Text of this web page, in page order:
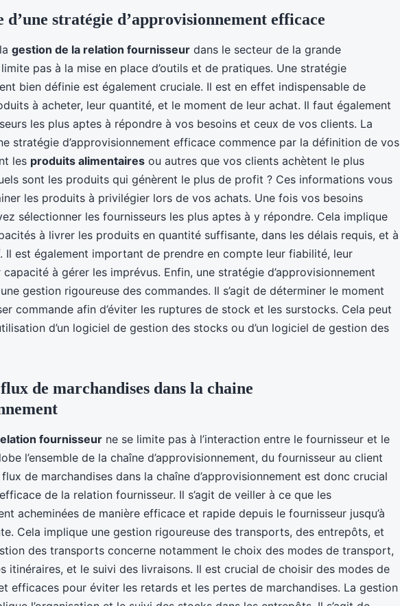
d’une stratégie d’approvisionnement efficace
gestion de la relation fournisseur dans le secteur de la grande
pas à la mise en place d’outils et de pratiques. Une stratégie
bien définie est également cruciale. Il est en effet indispensable de
à acheter, leur quantité, et le moment de leur achat. Il faut également
les plus aptes à répondre à vos besoins et ceux de vos clients. La
stratégie d’approvisionnement efficace commence par la définition de vos
les produits alimentaires ou autres que vos clients achètent le plus
sont les produits qui génèrent le plus de profit ? Ces informations vous
les produits à privilégier lors de vos achats. Une fois vos besoins
sélectionner les fournisseurs les plus aptes à y répondre. Cela implique
à livrer les produits en quantité suffisante, dans les délais requis, et à
Il est également important de prendre en compte leur fiabilité, leur
à gérer les imprévus. Enfin, une stratégie d’approvisionnement
gestion rigoureuse des commandes. Il s’agit de déterminer le moment
commande afin d’éviter les ruptures de stock et les surstocks. Cela peut
d’un logiciel de gestion des stocks ou d’un logiciel de gestion des
de marchandises dans la chaine
fournisseur ne se limite pas à l’interaction entre le fournisseur et le
l’ensemble de la chaîne d’approvisionnement, du fournisseur au client
de marchandises dans la chaîne d’approvisionnement est donc crucial
de la relation fournisseur. Il s’agit de veiller à ce que les
acheminées de manière efficace et rapide depuis le fournisseur jusqu’à
Cela implique une gestion rigoureuse des transports, des entrepôts, et
des transports concerne notamment le choix des modes de transport,
itinéraires, et le suivi des livraisons. Il est crucial de choisir des modes de
efficaces pour éviter les retards et les pertes de marchandises. La gestion